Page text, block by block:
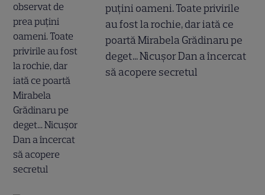
puțini oameni. Toate privirile
au fost la rochie, dar iată ce
poartă Mirabela Grădinaru pe
deget... Nicușor Dan a încercat
să acopere secretul